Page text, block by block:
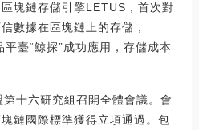
塊鏈存儲引擎LETUS，首次對
數據在區塊鏈上的存儲，
臺“鯨探”成功應用，存儲成本
十六研究組召開全體會議。會
鏈國際標準獲得立項通過。包